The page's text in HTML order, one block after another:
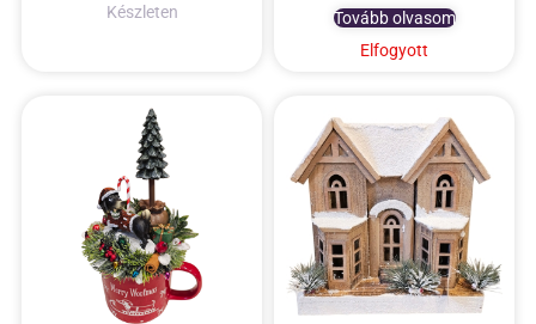
Készleten
Elfogyott
Tovább olvasom